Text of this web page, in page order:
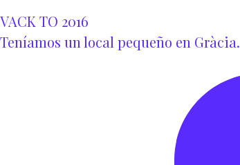
VACK TO 2016
Teníamos un local pequeño en Gràcia.